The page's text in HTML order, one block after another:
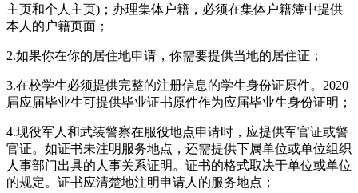
主页和个人主页)；办理集体户籍，必须在集体户籍簿中提供
本人的户籍页面；
2.如果你在你的居住地申请，你需要提供当地的居住证；
3.在校学生必须提供完整的注册信息的学生身份证原件。2020
届应届毕业生可提供毕业证书原件作为应届毕业生身份证明；
4.现役军人和武装警察在服役地点申请时，应提供军官证或警
官证。如证书未注明服务地点，还需提供下属单位或单位组织
人事部门出具的人事关系证明。证书的格式取决于单位或单位
的规定。证书应清楚地注明申请人的服务地点；